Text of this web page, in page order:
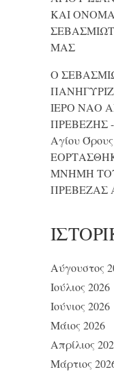
ΚΑΙ
ΜΑΣ
Ο
ΙΕΡΟ ΝΑΟ
ΠΡΕΒΕΖΗΣ -
Αγίου
ΜΝΗΜΗ
ΠΡΕΒΕΖΑΣ
Αύγουστος
Ιούλιος 2026
Ιούνιος 2026
Μάιος 2026
Απρίλιος
Μάρτιος